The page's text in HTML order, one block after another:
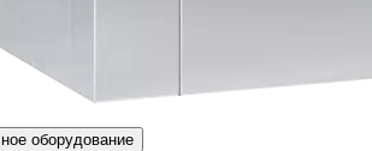
оборудование